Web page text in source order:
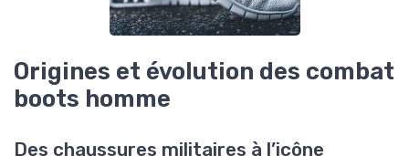
Origines et évolution des combat
boots homme
Des chaussures militaires à l’icône